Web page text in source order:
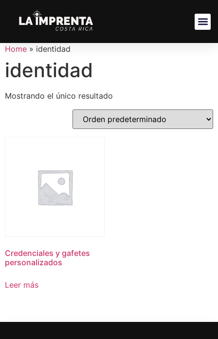
Home » identidad
identidad
Mostrando el único resultado
Credenciales y gafetes
personalizados
Leer más